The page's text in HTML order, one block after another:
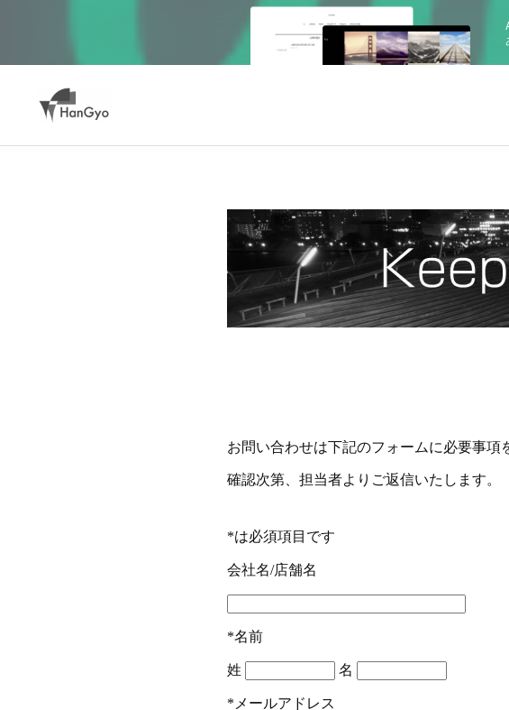
お問い合わせは下記のフォームに必要事項
確認次第、担当者よりご返信いたします。